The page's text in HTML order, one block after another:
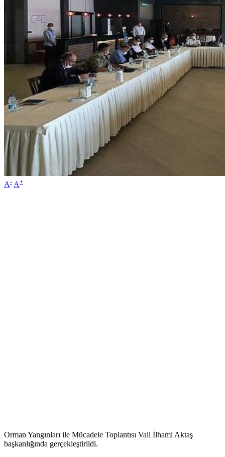
A- A+
Orman Yangınları ile Mücadele Toplantısı Vali İlhami Aktaş
başkanlığında gerçekleştirildi.